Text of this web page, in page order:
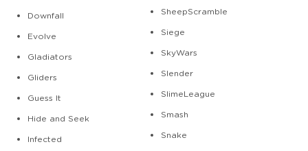
Downfall
Evolve
Gladiators
Gliders
Guess It
Hide and Seek
Infected
SheepScramble
Siege
SkyWars
Slender
SlimeLeague
Smash
Snake